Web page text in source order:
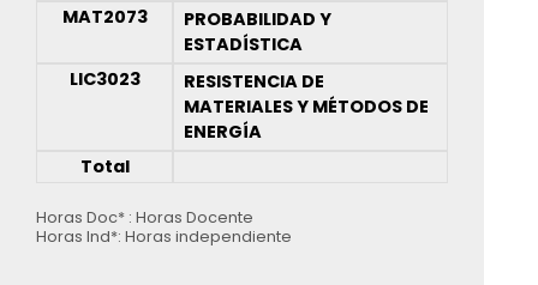
MAT2073
PROBABILIDAD Y
ESTADÍSTICA
LIC3023
RESISTENCIA DE
MATERIALES Y MÉTODOS DE
ENERGÍA
Total
Horas Doc* : Horas Docente
Horas Ind*: Horas independiente